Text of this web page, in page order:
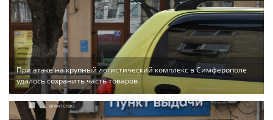
При атаке на крупный логистический комплекс в Симферополе
удалось сохранить часть товаров